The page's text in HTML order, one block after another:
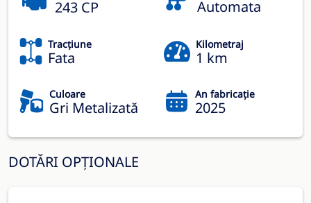
243 CP Automata
Tracțiune
Fata
Kilometraj
1 km
Culoare
Gri Metalizată
An fabricație
2025
DOTĂRI OPȚIONALE